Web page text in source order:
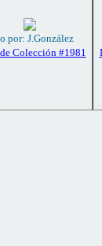
por: J.González
Colección #1981